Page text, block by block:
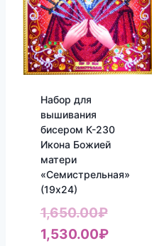
Набор для
вышивания
бисером К-230
Икона Божией
матери
«Семистрельная»
(19х24)
1,650.00₽
цена
1,530.00₽